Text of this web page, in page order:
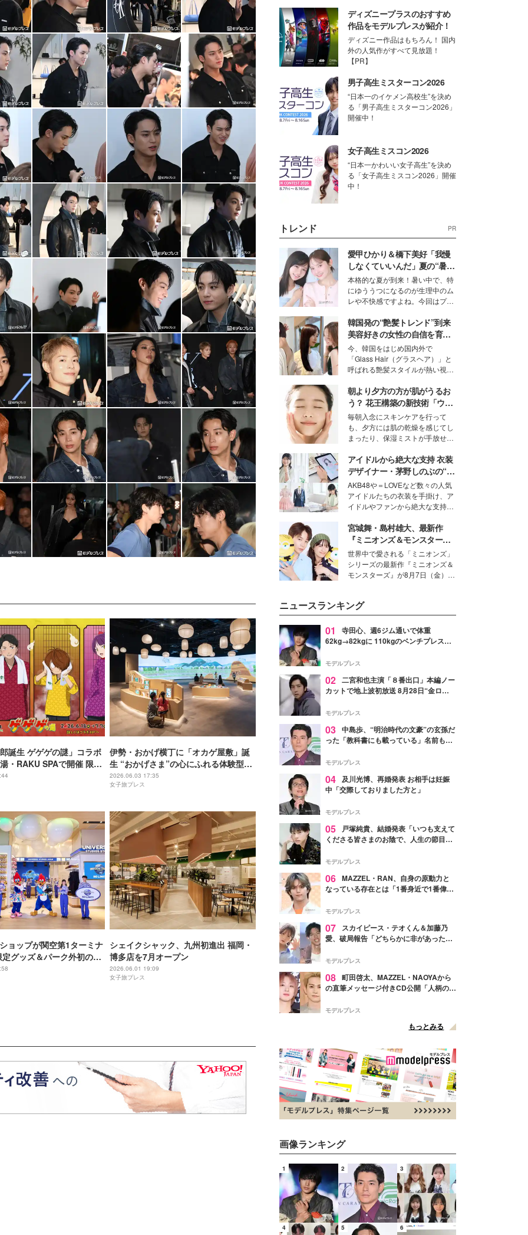
誕生 ゲゲゲの謎」コラボ
・RAKU SPAで開催 限定
ューも登場
伊勢・おかげ横丁に「オカゲ屋敷」誕
生 “おかげさま”の心にふれる体験型ミ
ュージアム
2026.06.03 17:35
女子旅プレス
ョップが関空第1ターミナ
グッズ＆パーク外初の専
シェイクシャック、九州初進出 福岡・
博多店を7月オープン
2026.06.01 19:09
女子旅プレス
ディズニープラスのおすすめ
作品をモデルプレスが紹介！
ディズニー作品はもちろん！ 国内
外の人気作がすべて見放題！
【PR】
男子高生ミスターコン2026
“日本一のイケメン高校生”を決め
る「男子高生ミスターコン2026」
開催中！
女子高生ミスコン2026
“日本一かわいい女子高生”を決め
る「女子高生ミスコン2026」開催
中！
トレンド PR
愛甲ひかり＆橋下美好「我慢
しなくていいんだ」夏の“暑さ
対策”の新しい選択肢とは？
本格的な夏が到来！暑い中で、特
にゆううつになるのが生理中のム
レや不快感ですよね。今回はプラ
モデル・愛甲ひかりさんと橋下美
好さんを迎えて本音で女子会トー
ク。猛暑のお出かけを快適に過ご
すヒントや、2人が感動した夏の
生理の新常識にも迫りました。
韓国発の“艶髪トレンド”到来
美容好きの女性の自信を育む
「ヘアケア事情」って？
今、韓国をはじめ国内外で
「Glass Hair（グラスヘア）」と
呼ばれる艶髪スタイルが熱い視線
ションの完成度を高めるベースと
して、“髪そのものの美しさ”に改
めて注目する人が増えている様
子。今回は、そんな憧れの艶やか
な髪を日常で叶える、美容好きの
女性たちのヘアケア事情を紹介し
ます。
朝より夕方の方が肌がうるお
う？ 花王構築の新技術「ウォ
ーターキャプチャリングスキ
ン（捕水肌）」がスキンケア
の常識を変える予感
毎朝入念にスキンケアを行って
も、夕方には肌の乾燥を感じてし
まったり、保湿ミストが手放せな
な美容の常識を大きく変える可能
性を秘めた、革新的な「Water
Capturing Skin（ウォーターキャ
プチャリングスキン：捕水肌）」
技術を、花王が構築した。
アイドルから絶大な支持 衣装
デザイナー・茅野しのぶの“可
愛い”を作る美学＜「シチズン
クロスシー」インタビュー＞
AKB48や＝LOVEなど数々の人気
アイドルたちの衣装を手掛け、ア
イドルやファンから絶大な支持を
取締役兼クリエイティブディレク
ター・茅野しのぶ。一人ひとりの
個性に寄り添い、魅力を引き出す
衣装作りは、多くの女性たちに勇
気と自信を与え続けている。
宮城舞・島村雄大、最新作
『ミニオンズ＆モンスター
ズ』の魅力熱弁 ハチャメチャ
だけじゃない“友情と絆”に感
動
世界中で愛される「ミニオンズ」
シリーズの最新作『ミニオンズ＆
モンスターズ』が8月7日（金）に
デルの宮城舞と島村雄大の特別対
談をお届け！それぞれの視点か
ら、今作ならではの魅力や予想外
の感動をもたらす奥深いストーリ
た。
ニュースランキング
01
寺田心、週6ジム通いで体重
62kg→82kgに 110kgのベンチプレス持
「かっこいい」と反響
モデルプレス
02 二宮和也主演「８番出口」本編ノー
カットで地上波初放送 8月28日“金ロ
モデルプレス
03 中島歩、“明治時代の文豪”の玄孫だ
った「教科書にも載っている」名前も先
モデルプレス
04 及川光博、再婚発表 お相手は妊娠
中「交際しておりました方と」
モデルプレス
05
戸塚純貴、結婚発表「いつも支えて
くださる皆さまのお陰で、人生の節目を
す」【全文】
モデルプレス
06 MAZZEL・RAN、自身の原動力と
なっている存在とは「1番身近で1番偉大
モデルプレス
07
スカイピース・テオくん＆加藤乃
愛、破局報告「どちらかに非があったわ
モデルプレス
08 町田啓太、MAZZEL・NAOYAから
の直筆メッセージ付きCD公開「人柄の良
モデルプレス
もっとみる
画像ランキング
1 2 3
4 5 6